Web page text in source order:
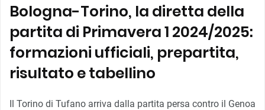
Bologna-Torino, la diretta della
partita di Primavera 1 2024/2025:
formazioni ufficiali, prepartita,
risultato e tabellino
Il Torino di Tufano arriva dalla partita persa contro il Genoa